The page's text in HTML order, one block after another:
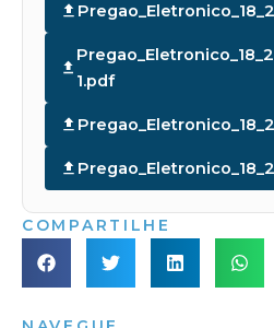
1.pdf
COMPARTILHE